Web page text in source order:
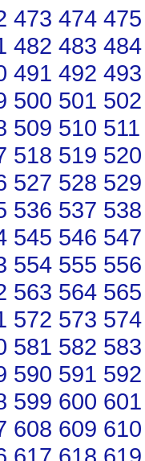
473 474 475
482 483 484
491 492 493
500 501 502
509 510 511
518 519 520
527 528 529
536 537 538
545 546 547
554 555 556
563 564 565
572 573 574
581 582 583
590 591 592
599 600 601
608 609 610